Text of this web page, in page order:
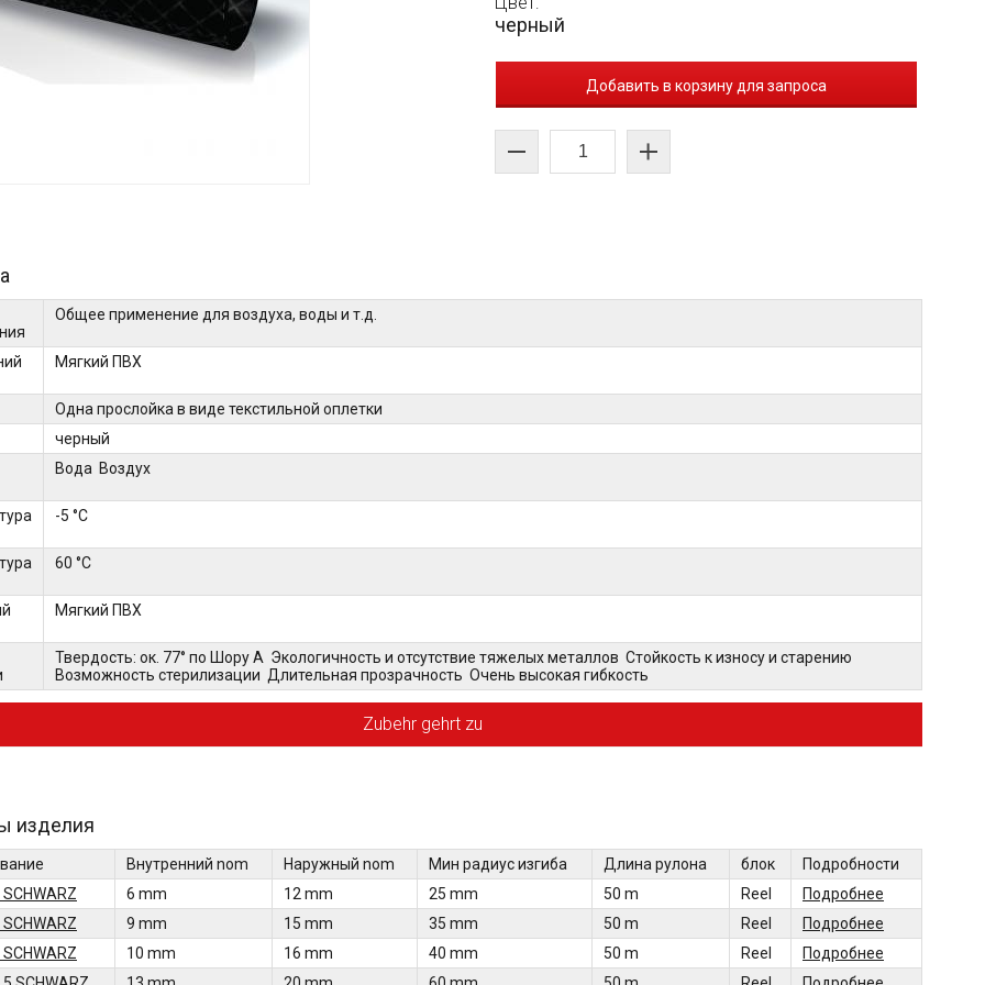
черный
Добавить в корзину для запроса
Общее применение для воздуха, воды и т.д.
Мягкий ПВХ
Одна прослойка в виде текстильной оплетки
черный
Вода Воздух
-5 °C
60 °C
Мягкий ПВХ
Твердость: ок. 77° по Шору A Экологичность и отсутствие тяжелых металлов Стойкость к износу и старению
Возможность стерилизации Длительная прозрачность Очень высокая гибкость
Zubehr gehrt zu
изделия
Внутренний nom Наружный nom Мин радиус изгиба Длина рулона блок
Подробности
6 mm 12 mm 25 mm 50 m Reel
Подробнее
9 mm 15 mm 35 mm 50 m Reel
Подробнее
10 mm 16 mm 40 mm 50 m Reel
Подробнее